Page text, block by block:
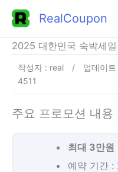
RealCoupon
2025 대한민국 숙박세
작성자 : real / 업데이
4511
주요 프로모션 내용
최대 3만원
예약 기간